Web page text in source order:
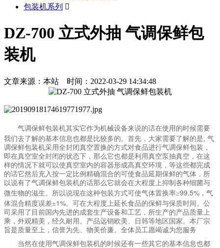
包装机系列 
DZ-700 立式外抽 气调保鲜包
装机
文章来源：本站 时间：2022-03-29 14:34:48
气调保鲜包装机其实它作为机械设备来说的话在使用的时候需要
我们去了解的基本信息也都是比较多的。首先，大家需要了解的是, 气
调保鲜包装机采用全封闭真空置换的方式对食品进行气调保鲜包装，
即在真空室全封闭的状态下，那么它也都是利用真空泵抽真空，在这
样的情况下就可以使真空室内的容器形成高真空环境，等这些都完成
的话它然后充入按一定比例精确混合的可使食品延期保鲜的气体，所
以说有了气调保鲜包装机的话那么它就会在大程度上抑制各种细菌与
微生物的滋生。所以说现在这种包装方式可使气体置换率≥99.5% ，气
体混合精度误差±1%。可在大程度上延长食品的保鲜与保质时间。公
司采用了目前国内先进的成套生产设备和工艺，所生产的产品质量上
乘，外观精美，经久耐用。产品远销欧美、日韩等地区国家。本厂宗
旨是质量至上，信誉为先、物美价廉。全体员工愿竭诚为您服务
当然在使用气调保鲜包装机的时候还有一些其它的基本信息也都